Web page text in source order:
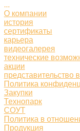
...
О компании
история
сертификаты
карьера
видеогалерея
технические
акции
представительство
Политика
Закупки
Технопарк
СОУТ
Политика в
Продукция